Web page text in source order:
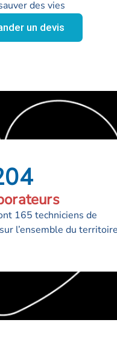
des vies
un devis
165 techniciens de
l’ensemble du territoire